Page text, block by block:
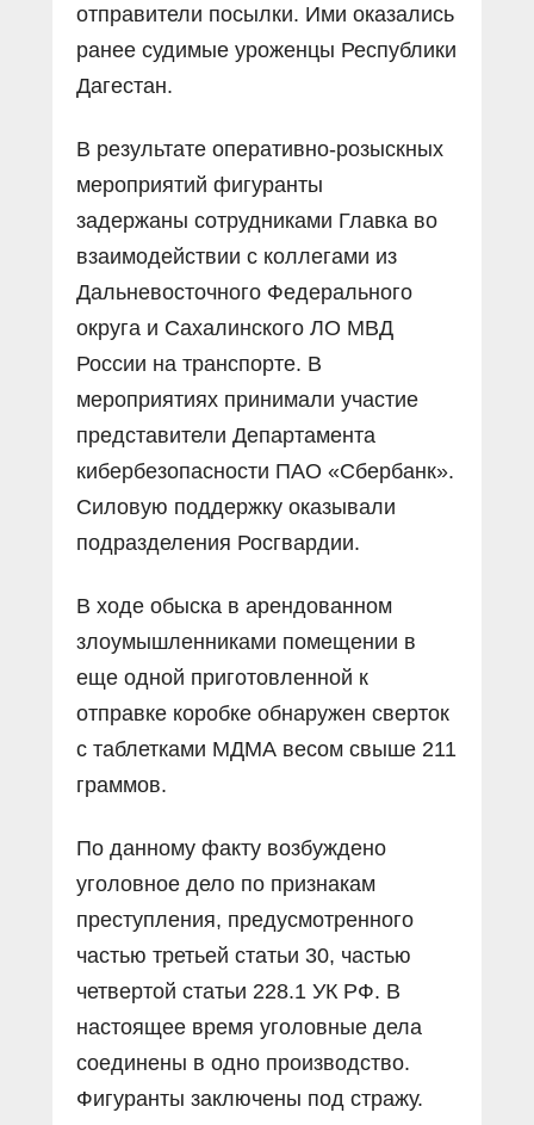
отправители посылки. Ими оказались
ранее судимые уроженцы Республики
Дагестан.
В результате оперативно-розыскных
мероприятий фигуранты
задержаны сотрудниками Главка во
взаимодействии с коллегами из
Дальневосточного Федерального
округа и Сахалинского ЛО МВД
России на транспорте. В
мероприятиях принимали участие
представители Департамента
кибербезопасности ПАО «Сбербанк».
Силовую поддержку оказывали
подразделения Росгвардии.
В ходе обыска в арендованном
злоумышленниками помещении в
еще одной приготовленной к
отправке коробке обнаружен сверток
с таблетками МДМА весом свыше 211
граммов.
По данному факту возбуждено
уголовное дело по признакам
преступления, предусмотренного
частью третьей статьи 30, частью
четвертой статьи 228.1 УК РФ. В
настоящее время уголовные дела
соединены в одно производство.
Фигуранты заключены под стражу.